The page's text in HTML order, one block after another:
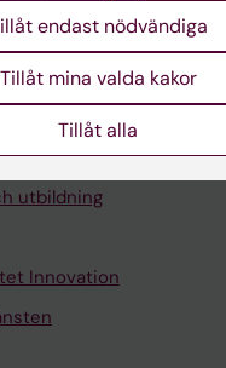
utbildning
Innovation
endast nödvändiga
Tillåt mina valda kakor
Tillåt alla